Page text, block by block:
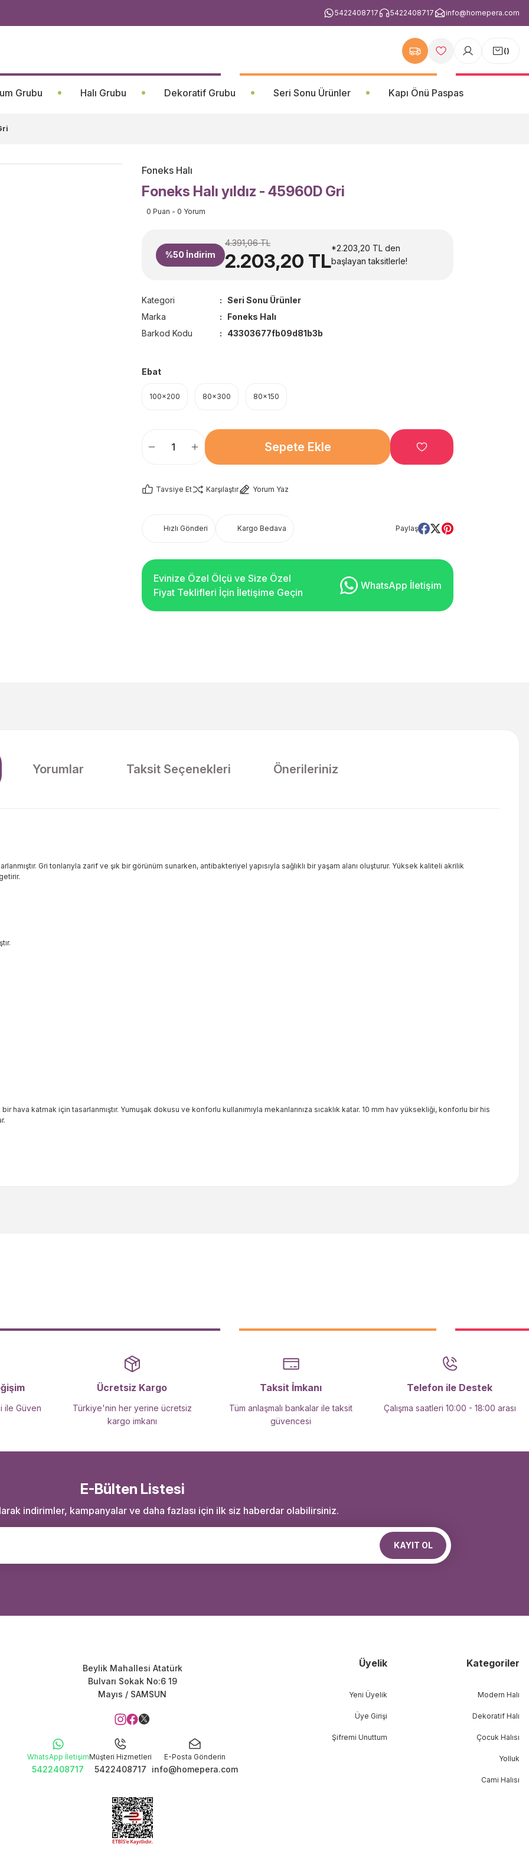
5422408717 5422408717 info@homepera.com
()
Grubu Halı Grubu Dekoratif Grubu Seri Sonu Ürünler Kapı Önü Paspas
Foneks Halı
Foneks Halı yıldız - 45960D Gri
0 Puan - 0 Yorum
%50 İndirim
4.391,06 TL
2.203,20 TL
*2.203,20 TL den
başlayan taksitlerle!
Kategori
Seri Sonu Ürünler
Marka
Foneks Halı
Barkod Kodu
43303677fb09d81b3b
Ebat
100x200 80x300 80x150
Sepete Ekle
Tavsiye Et Karşılaştır Yorum Yaz
Hızlı Gönderi Kargo Bedava Paylaş
Evinize Özel Ölçü ve Size Özel
Fiyat Teklifleri İçin İletişime Geçin
WhatsApp İletişim
Yorumlar Taksit Seçenekleri Önerileriniz
Gri tonlarıyla zarif ve şık bir görünüm sunarken, antibakteriyel yapısıyla sağlıklı bir yaşam alanı oluşturur. Yüksek kaliteli akrilik
hava katmak için tasarlanmıştır. Yumuşak dokusu ve konforlu kullanımıyla mekanlarınıza sıcaklık katar. 10 mm hav yüksekliği, konforlu bir his
Gönder
ile Güven
Ücretsiz Kargo
Türkiye'nin her yerine ücretsiz
kargo imkanı
Taksit İmkanı
Tüm anlaşmalı bankalar ile taksit
güvencesi
Telefon ile Destek
Çalışma saatleri 10:00 - 18:00 arası
E-Bülten Listesi
indirimler, kampanyalar ve daha fazlası için ilk siz haberdar olabilirsiniz.
KAYIT OL
Beylik Mahallesi Atatürk
Bulvarı Sokak No:6 19
Mayıs / SAMSUN
WhatsApp İletişim
5422408717
Müşteri Hizmetleri
5422408717
E-Posta Gönderin
info@homepera.com
Üyelik
Yeni Üyelik
Üye Girişi
Şifremi Unuttum
Kategoriler
Modern Halı
Dekoratif Halı
Çocuk Halısı
Yolluk
Cami Halısı